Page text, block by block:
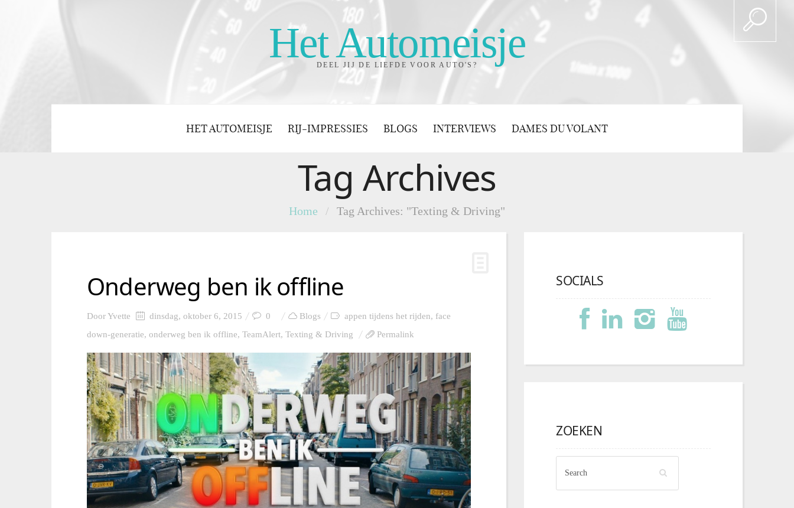
Het Automeisje
DEEL JIJ DE LIEFDE VOOR AUTO'S?
HET AUTOMEISJE RIJ-IMPRESSIES BLOGS INTERVIEWS DAMES DU VOLANT
Tag Archives
Home / Tag Archives: "Texting & Driving"
Onderweg ben ik offline
DoorYvette dinsdag, oktober 6, 2015 0 Blogs appen tijdens het rijden, face
down-generatie, onderweg ben ik offline, TeamAlert, Texting & Driving Permalink
SOCIALS
ZOEKEN